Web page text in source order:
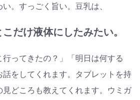
。すっごく旨い。豆乳は、
だけ液体にしたみたい。
ってきたの？」「明日は何する
をしてくれます。タブレットを持
どころも教えてくれます。ウミガ